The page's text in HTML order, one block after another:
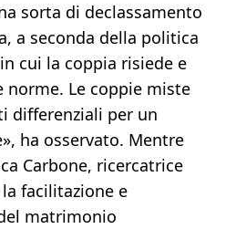
sorta di declassamento
a seconda della politica
cui la coppia risiede e
norme. Le coppie miste
differenziali per un
ha osservato. Mentre
Carbone, ricercatrice
facilitazione e
matrimonio